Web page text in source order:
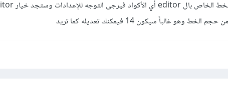
غالباً سيكون 14 فيمكنك تعديله كما تريد